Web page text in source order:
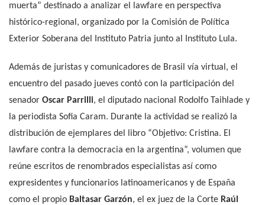
muerta” destinado a analizar el lawfare en perspectiva
histórico-regional, organizado por la Comisión de Política
Exterior Soberana del Instituto Patria junto al Instituto Lula.
Además de juristas y comunicadores de Brasil vía virtual, el
encuentro del pasado jueves contó con la participación del
senador Oscar Parrilli, el diputado nacional Rodolfo Taihlade y
la periodista Sofia Caram. Durante la actividad se realizó la
distribución de ejemplares del libro “Objetivo: Cristina. El
lawfare contra la democracia en la argentina”, volumen que
reúne escritos de renombrados especialistas así como
expresidentes y funcionarios latinoamericanos y de España
como el propio Baltasar Garzón, el ex juez de la Corte Raúl